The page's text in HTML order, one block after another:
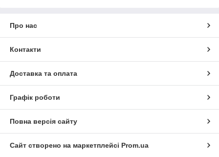
Про нас
Контакти
Доставка та оплата
Графік роботи
Повна версія сайту
Сайт створено на маркетплейсі Prom.ua